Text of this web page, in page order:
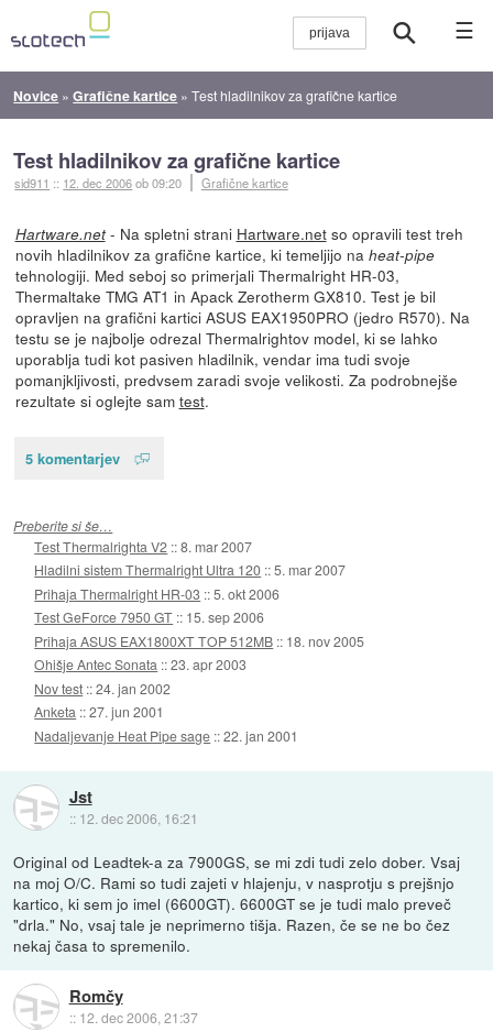
☰
Novice »Grafične kartice »Test hladilnikov za grafične kartice
Test hladilnikov za grafične kartice
sid911 :: 12. dec 2006ob 09:20 Grafične kartice
Hartware.net- Na spletni strani Hartware.netso opravili test treh
novih hladilnikov za grafične kartice, ki temeljijo na heat-pipe
tehnologiji. Med seboj so primerjali Thermalright HR-03,
Thermaltake TMG AT1 in Apack Zerotherm GX810. Test je bil
opravljen na grafični kartici ASUS EAX1950PRO (jedro R570). Na
testu se je najbolje odrezal Thermalrightov model, ki se lahko
uporablja tudi kot pasiven hladilnik, vendar ima tudi svoje
pomanjkljivosti, predvsem zaradi svoje velikosti. Za podrobnejše
rezultate si oglejte sam test.
5 komentarjev
Preberite si še…
Test Thermalrighta V2 ::8. mar 2007
Hladilni sistem Thermalright Ultra 120 ::5. mar 2007
Prihaja Thermalright HR-03 ::5. okt 2006
Test GeForce 7950 GT :: 15. sep 2006
Prihaja ASUS EAX1800XT TOP 512MB :: 18. nov 2005
Ohišje Antec Sonata ::23. apr 2003
Nov test ::24. jan 2002
Anketa ::27. jun 2001
Nadaljevanje Heat Pipe sage ::22. jan 2001
Jst
:: 12. dec 2006, 16:21
Original od Leadtek-a za 7900GS, se mi zdi tudi zelo dober. Vsaj
na moj O/C. Rami so tudi zajeti v hlajenju, v nasprotju s prejšnjo
kartico, ki sem jo imel (6600GT). 6600GT se je tudi malo preveč
"drla." No, vsaj tale je neprimerno tišja. Razen, če se ne bo čez
nekaj časa to spremenilo.
Romčy
:: 12. dec 2006, 21:37